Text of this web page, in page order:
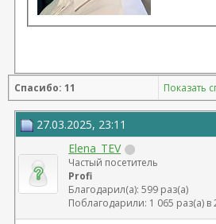
Спасибо: 11 Показать
27.03.2025, 23:11
Elena_TEV
Частый посетитель
Profi
Благодарил(а): 599 раз(а)
Поблагодарили: 1 065 раз(а)